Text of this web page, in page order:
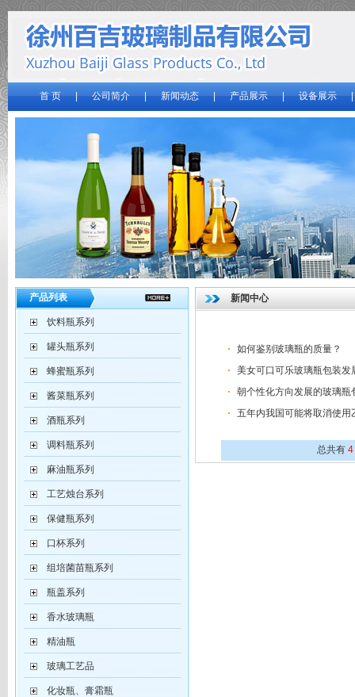
首 页 | 公司简介 | 新闻动态 | 产品展示|设备展示
产品列表
饮料瓶系列
罐头瓶系列
蜂蜜瓶系列
酱菜瓶系列
酒瓶系列
调料瓶系列
麻油瓶系列
工艺烛台系列
保健瓶系列
口杯系列
组培菌苗瓶系列
瓶盖系列
香水玻璃瓶
精油瓶
玻璃工艺品
化妆瓶、膏霜瓶
新闻中心
如何鉴别玻璃瓶的质量？
美女可口可乐玻璃瓶包装发
朝个性化方向发展的玻璃瓶
五年内我国可能将取消使用
总共有 4